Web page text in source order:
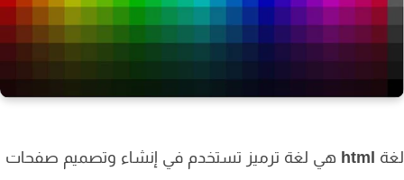
html
هي لغة ترميز تستخدم في إنشاء وتصميم صفحات